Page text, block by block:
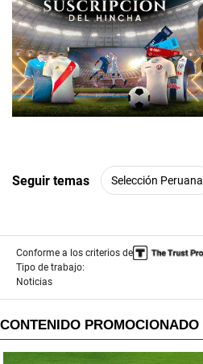
Seguir temas Selección Peruana
Conforme a los criterios de
Tipo de trabajo:
Noticias